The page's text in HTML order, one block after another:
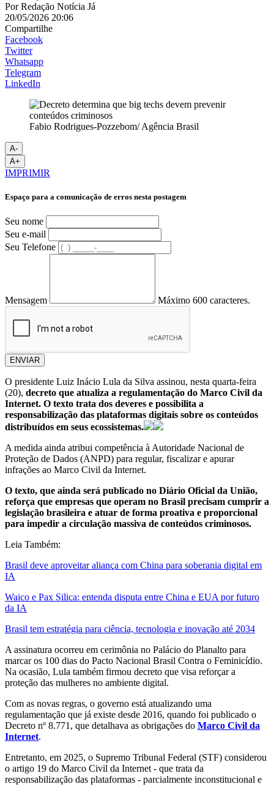
PorRedação Notícia Já
20/05/2026 20:06
Compartilhe
Facebook
Twitter
Whatsapp
Telegram
LinkedIn
Fabio Rodrigues-Pozzebom/ Agência Brasil
A-
A+
IMPRIMIR
Espaço para a comunicação de erros nesta postagem
Seu nome
Seu e-mail
Seu Telefone
Mensagem Máximo 600 caracteres.
ENVIAR
O presidente Luiz Inácio Lula da Silva assinou, nesta quarta-feira
(20), decreto que atualiza a regulamentação do Marco Civil da
Internet. O texto trata dos deveres e possibilita a
responsabilização das plataformas digitais sobre os conteúdos
distribuídos em seus ecossistemas.
A medida ainda atribui competência à Autoridade Nacional de
Proteção de Dados (ANPD) para regular, fiscalizar e apurar
infrações ao Marco Civil da Internet.
O texto, que ainda será publicado no Diário Oficial da União,
reforça que empresas que operam no Brasil precisam cumprir a
legislação brasileira e atuar de forma proativa e proporcional
para impedir a circulação massiva de conteúdos criminosos.
Leia Também:
Brasil deve aproveitar aliança com China para soberania digital em
IA
Waico e Pax Silica: entenda disputa entre China e EUA por futuro
da IA
Brasil tem estratégia para ciência, tecnologia e inovação até 2034
A assinatura ocorreu em cerimônia no Palácio do Planalto para
marcar os 100 dias do Pacto Nacional Brasil Contra o Feminicídio.
Na ocasião, Lula também firmou decreto que visa reforçar a
proteção das mulheres no ambiente digital.
Com as novas regras, o governo está atualizando uma
regulamentação que já existe desde 2016, quando foi publicado o
Decreto nº 8.771, que detalhava as obrigações do Marco Civil da
Internet.
Entretanto, em 2025, o Supremo Tribunal Federal (STF) considerou
o artigo 19 do Marco Civil da Internet - que trata da
responsabilização das plataformas - parcialmente inconstitucional e